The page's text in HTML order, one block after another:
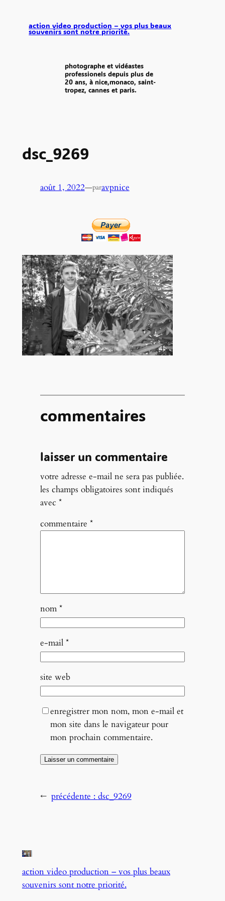
contenu
action video production – vos plus beaux
souvenirs sont notre priorité.
photographe et vidéastes
professionels depuis plus de
20 ans, à nice,monaco, saint-
tropez, cannes et paris.
dsc_9269
août 1, 2022—paravpnice
commentaires
laisser un commentaire
votre adresse e-mail ne sera pas publiée.
les champs obligatoires sont indiqués
avec *
commentaire *
nom *
e-mail *
site web
enregistrer mon nom, mon e-mail et
mon site dans le navigateur pour
mon prochain commentaire.
← précédente : dsc_9269
action video production – vos plus beaux
souvenirs sont notre priorité.